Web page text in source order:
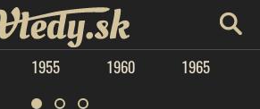
1955 1960 1965